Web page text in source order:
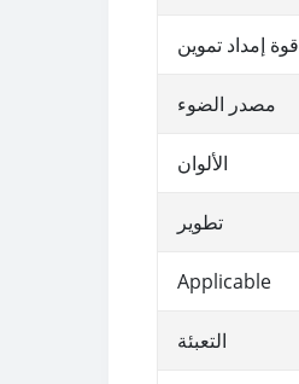
قوة إمداد تموين
مصدر الضوء
الألوان
تطوير
Applicable
التعبئة